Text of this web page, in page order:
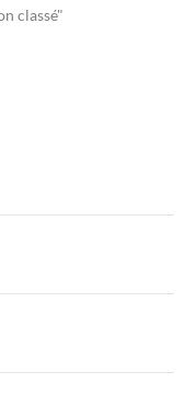
classé"